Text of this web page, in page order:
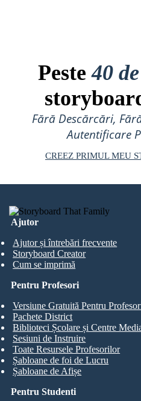
Peste40
Fără Descărcări,
Autentificare
CREEZ PRIMUL MEU
Ajutor
Ajutor și întrebări frecvente
Storyboard Creator
Cum se imprimă
Pentru Studenti
Pentru Profesori
Versiune Gratuită Pentru
Pachete District
Biblioteci Școlare și Centre
Sesiuni de Instruire
Toate Resursele Profesorilor
Șabloane de foi de Lucru
Șabloane de Afișe